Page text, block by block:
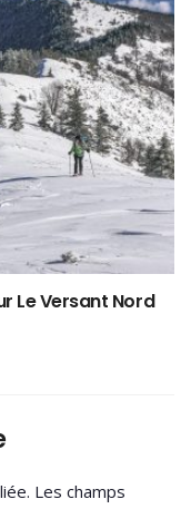
Le Versant Nord
Les champs